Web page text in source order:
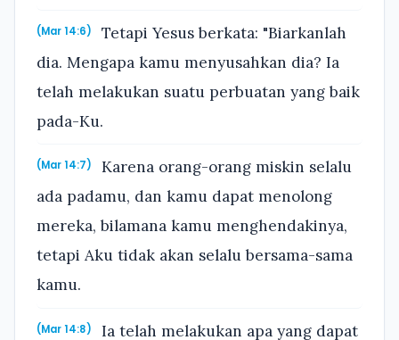
(Mar 14:6)
Tetapi Yesus berkata: "Biarkanlah
dia. Mengapa kamu menyusahkan dia? Ia
telah melakukan suatu perbuatan yang baik
pada-Ku.
(Mar 14:7)
Karena orang-orang miskin selalu
ada padamu, dan kamu dapat menolong
mereka, bilamana kamu menghendakinya,
tetapi Aku tidak akan selalu bersama-sama
kamu.
(Mar 14:8)
Ia telah melakukan apa yang dapat